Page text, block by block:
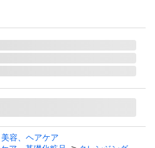
す。
オイル 115ml レフィル
容、ヘアケア